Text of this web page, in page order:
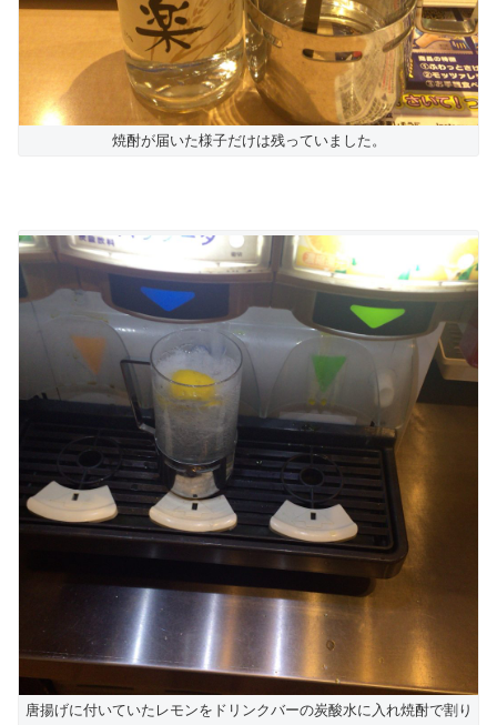
焼酎が届いた様子だけは残っていました。
唐揚げに付いていたレモンをドリンクバーの炭酸水に入れ焼酎で割り